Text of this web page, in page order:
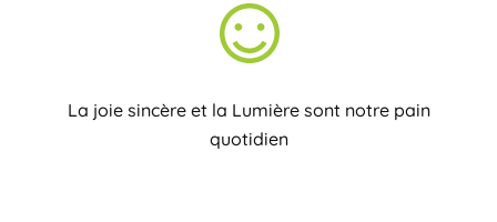
La joie sincère et la Lumière sont notre pain
quotidien